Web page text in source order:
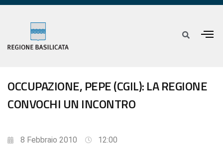
OCCUPAZIONE, PEPE (CGIL): LA REGIONE
CONVOCHI UN INCONTRO
8 Febbraio 2010 12:00